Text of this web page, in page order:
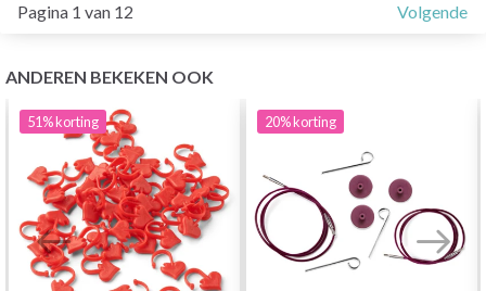
Pagina 1 van 12 Volgende
ANDEREN BEKEKEN OOK
51%korting 20%korting